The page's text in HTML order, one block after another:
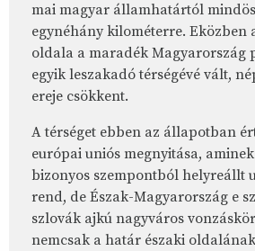
mai magyar államhatártól
egynéhány kilométerre. Eközben
oldala a maradék Magyarország
egyik leszakadó térségévé vált,
ereje csökkent.
A térséget ebben az állapotban
európai uniós megnyitása,
bizonyos szempontból helyreállt
rend, de Észak-Magyarország e
szlovák ajkú nagyváros
nemcsak a határ északi